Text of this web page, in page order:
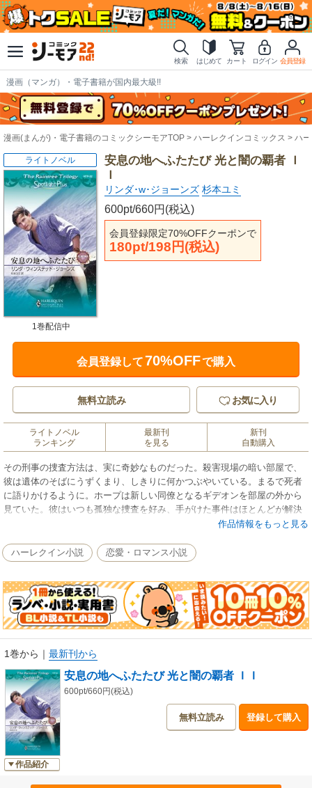
検索 はじめて カート ログイン 会員登録
漫画（マンガ）・電子書籍が国内最大級!!
漫画(まんが)・電子書籍のコミックシーモアTOP ハーレクインコミックス ハ
安息の地へふたたび 光と闇の覇者 Ｉ
リンダ･w･ジョーンズ 杉本ユミ
600pt/660円(税込)
会員登録限定70%OFFクーポンで
180pt/198円(税込)
ライトノベル
1巻配信中
会員登録して70%OFFで購入
無料立読み お気に入り
ライトノベル
ランキング
最新刊
を見る
新刊
自動購入
その刑事の捜査方法は、実に奇妙なものだった。殺害現場の暗い部屋で、
彼は遺体のそばにうずくまり、しきりに何かつぶやいている。まるで死者
に語りかけるように。ホープは新しい同僚となるギデオンを部屋の外から
見ていた。彼はいつも孤独な捜査を好み、手がけた事件はほとんどが解決
ずみ。高級なスーツに身を包み、刑事には見えない雰囲気をたたえてい
つきまとい、さまざまな疑問をぶつけてくるホープに、ギデオンは相続財
産のおかげで優雅な暮らしができると告げたが、高い検挙率についてはこ
う言うだけだった。「僕は死者と話すんだ」ホープは初め冗談だと思った
が、やがて信じられないことが起こった！
作品情報をもっと見る
ハーレクイン小説 恋愛・ロマンス小説
1巻から ｜ 最新刊から
作品紹介
安息の地へふたたび 光と闇の覇者 ＩＩ
600pt/660円(税込)
無料立読み 登録して購入